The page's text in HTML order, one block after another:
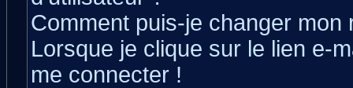
Comment puis-je changer mon
Lorsque je clique sur le lien e-
me connecter !